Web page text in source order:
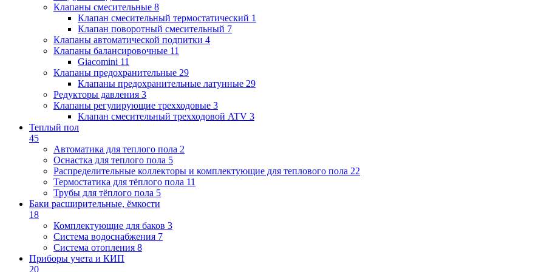
Клапаны cмесительные 8
Клапан cмесительный термостатический 1
Клапан поворотный cмесительный 7
Клапаны автоматической подпитки 4
Клапаны балансировочные 11
Giacomini 11
Клапаны предохранительные 29
Клапаны предохранительные латунные 29
Редукторы давления 3
Клапаны регулирующие трехходовые 3
Клапан смесительный трехходовой ATV 3
Теплый пол
45
Автоматика для теплого пола 2
Оснастка для теплого пола 5
Распределительные коллекторы и комплектующие для теплового пола 22
Термостатика для тёплого пола 11
Трубы для тёплого пола 5
Баки расширительные, ёмкости
18
Комплектующие для баков 3
Система водоснабжения 7
Система отопления 8
Приборы учета и КИП
20